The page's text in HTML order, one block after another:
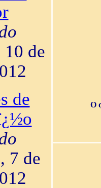
10 de
de
, 7 de
O